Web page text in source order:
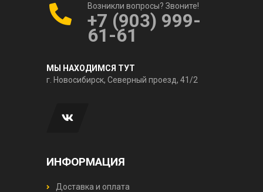
Возникли вопросы? Звоните!
+7 (903) 999-
61-61
МЫ НАХОДИМСЯ ТУТ
г. Новосибирск, Северный проезд, 41/2
ИНФОРМАЦИЯ
Доставка и оплата